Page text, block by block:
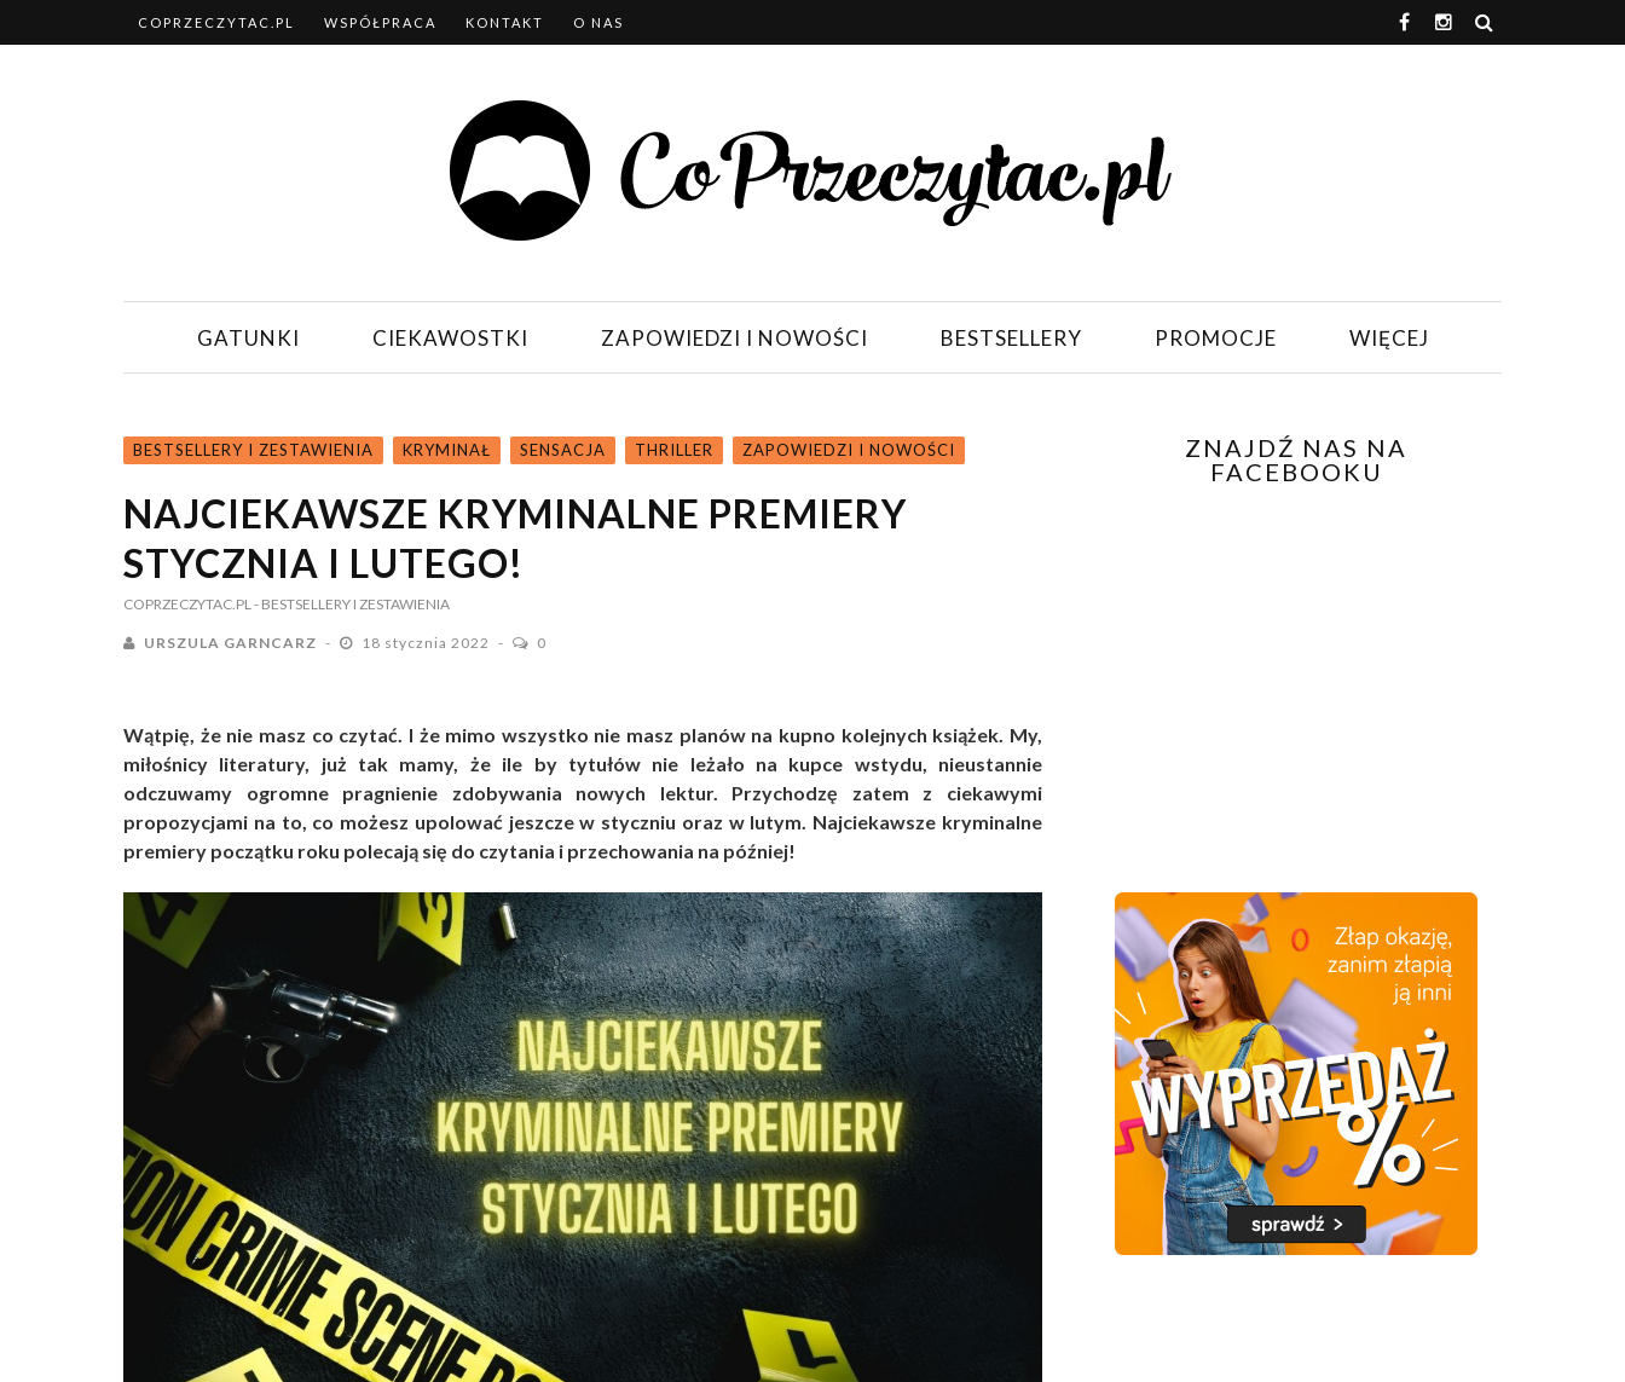
COPRZECZYTAC.PL WSPÓŁPRACA KONTAKT O NAS
GATUNKI CIEKAWOSTKI ZAPOWIEDZI I NOWOŚCI BESTSELLERY PROMOCJE WIĘCEJ
BESTSELLERY I ZESTAWIENIA KRYMINAŁ SENSACJA THRILLER ZAPOWIEDZI I NOWOŚCI
NAJCIEKAWSZE KRYMINALNE PREMIERY
STYCZNIA I LUTEGO!
COPRZECZYTAC.PL- BESTSELLERY I ZESTAWIENIA
URSZULA GARNCARZ 18 stycznia 2022 0
Wątpię, że nie masz co czytać. I że mimo wszystko nie masz planów na kupno kolejnych książek. My,
miłośnicy literatury, już tak mamy, że ile by tytułów nie leżało na kupce wstydu, nieustannie
odczuwamy ogromne pragnienie zdobywania nowych lektur. Przychodzę zatem z ciekawymi
propozycjami na to, co możesz upolować jeszcze w styczniu oraz w lutym. Najciekawsze kryminalne
premiery początku roku polecają się do czytania i przechowania na później!
ZNAJDŹ NAS NA
FACEBOOKU